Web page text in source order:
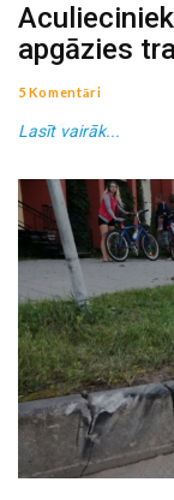
apgāzies
5 Komentāri
Lasīt vairāk...